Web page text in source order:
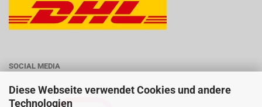
Diese Webseite verwendet Cookies und andere
Technologien
SOCIAL MEDIA